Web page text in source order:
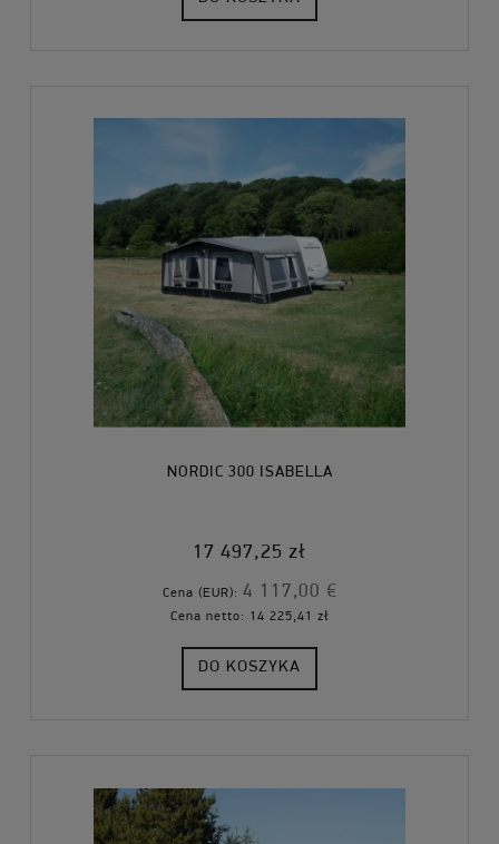
NORDIC 300 ISABELLA
17 497,25 zł
Cena (EUR): 4 117,00 €
Cena netto: 14 225,41 zł
DO KOSZYKA